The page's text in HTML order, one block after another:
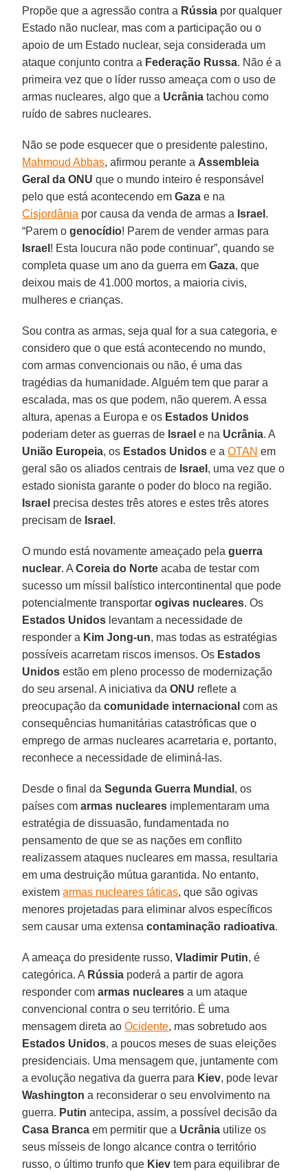
Propõe que a agressão contra a Rússia por qualquer
Estado não nuclear, mas com a participação ou o
apoio de um Estado nuclear, seja considerada um
ataque conjunto contra a Federação Russa. Não é a
primeira vez que o líder russo ameaça com o uso de
armas nucleares, algo que a Ucrânia tachou como
ruído de sabres nucleares.
Não se pode esquecer que o presidente palestino,
Mahmoud Abbas, afirmou perante a Assembleia
Geral da ONU que o mundo inteiro é responsável
pelo que está acontecendo emGaza e na
Cisjordânia por causa da venda de armas a Israel .
“Parem ogenocídio! Parem de vender armas para
Israel ! Esta loucura não pode continuar”, quando se
completa quase um ano da guerra emGaza, que
deixou mais de 41.000 mortos, a maioria civis,
mulheres e crianças.
Sou contra as armas, seja qual for a sua categoria, e
considero que o que está acontecendo no mundo,
com armas convencionais ou não, é uma das
tragédias da humanidade. Alguém tem que parar a
escalada, mas os que podem, não querem. A essa
altura, apenas a Europa e os Estados Unidos
poderiam deter as guerras de Israel e na Ucrânia. A
União Europeia, os Estados Unidos e aOTAN em
geral são os aliados centrais de Israel , uma vez que o
estado sionista garante o poder do bloco na região.
Israel precisa destes três atores e estes três atores
precisam de Israel .
O mundo está novamente ameaçado pelaguerra
nuclear. ACoreia do Norte acaba de testar com
sucesso um míssil balístico intercontinental que pode
potencialmente transportarogivas nucleares. Os
Estados Unidos levantam a necessidade de
responder a Kim Jong-un, mas todas as estratégias
possíveis acarretam riscos imensos. Os Estados
Unidos estão em pleno processo de modernização
do seu arsenal. A iniciativa daONU reflete a
preocupação dacomunidade internacional com as
consequências humanitárias catastróficas que o
emprego de armas nucleares acarretaria e, portanto,
reconhece a necessidade de eliminá-las.
Desde o final daSegunda Guerra Mundial , os
países comarmas nucleares implementaram uma
estratégia de dissuasão, fundamentada no
pensamento de que se as nações em conflito
realizassem ataques nucleares em massa, resultaria
em uma destruição mútua garantida. No entanto,
existemarmas nucleares táticas, que são ogivas
menores projetadas para eliminar alvos específicos
sem causar uma extensacontaminação radioativa.
A ameaça do presidente russo,Vladimir Putin, é
categórica. A Rússia poderá a partir de agora
responder comarmas nucleares a um ataque
convencional contra o seu território. É uma
mensagem direta aoOcidente, mas sobretudo aos
Estados Unidos, a poucos meses de suas eleições
presidenciais. Uma mensagem que, juntamente com
a evolução negativa da guerra para Kiev, pode levar
Washington a reconsiderar o seu envolvimento na
guerra. Putin antecipa, assim, a possível decisão da
Casa Branca em permitir que a Ucrânia utilize os
seus mísseis de longo alcance contra o território
russo, o último trunfo que Kiev tem para equilibrar de